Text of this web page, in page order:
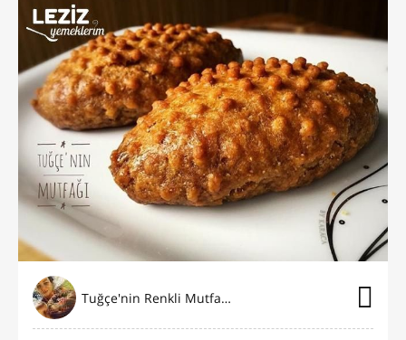
Tuğçe'nin Renkli Mutfağı⭐️